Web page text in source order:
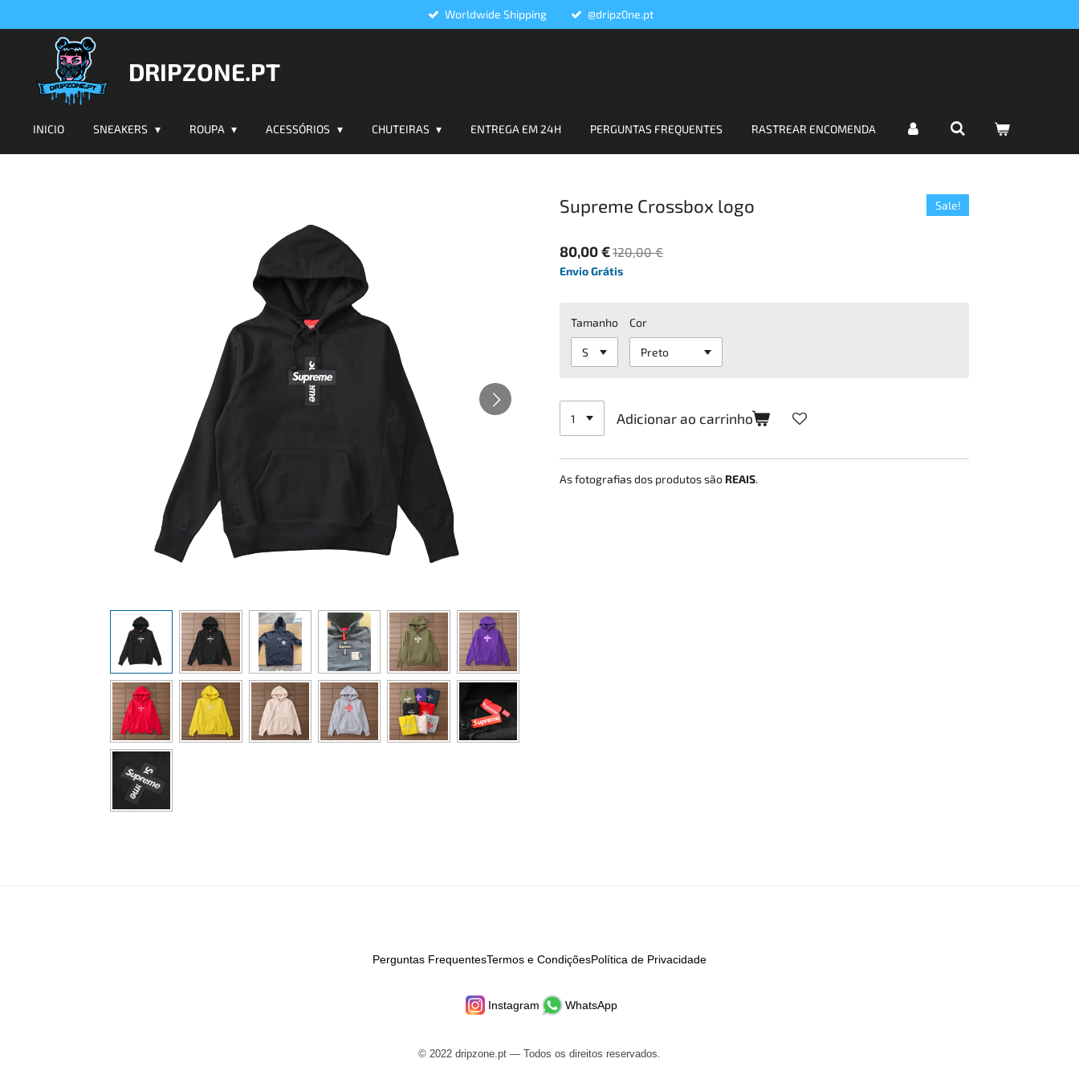
conteúdo
principal
Worldwide Shipping @dripz0ne.pt
DRIPZONE.PT
INICIO SNEAKERS ROUPA ACESSÓRIOS CHUTEIRAS ENTREGA EM 24H PERGUNTAS FREQUENTES RASTREAR ENCOMENDA
Supreme Crossbox logo Sale!
80,00 €120,00 €
Envio Grátis
Tamanho Cor
Adicionar ao carrinho
As fotografias dos produtos são REAIS.
Perguntas FrequentesTermos e CondiçõesPolítica de Privacidade
Instagram WhatsApp
© 2022 dripzone.pt — Todos os direitos reservados.